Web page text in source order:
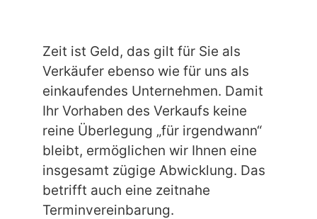
Zeit ist Geld, das gilt für Sie als
Verkäufer ebenso wie für uns als
einkaufendes Unternehmen. Damit
Ihr Vorhaben des Verkaufs keine
reine Überlegung „für irgendwann“
bleibt, ermöglichen wir Ihnen eine
insgesamt zügige Abwicklung. Das
betrifft auch eine zeitnahe
Terminvereinbarung.